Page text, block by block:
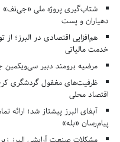
شتاب‌گیری پروژه ملی «جی‌نف»
دهیاران و پست
هم‌افزایی اقتصادی در البرز؛
خدمت مالیاتی
مرضیه برومند دبیر سی‌ویکمین
ظرفیت‌های مغفول گردشگری
اقتصاد محلی
پیام‌رسان «بله»